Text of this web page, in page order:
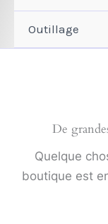
Outillage
De
Quelque
boutique est